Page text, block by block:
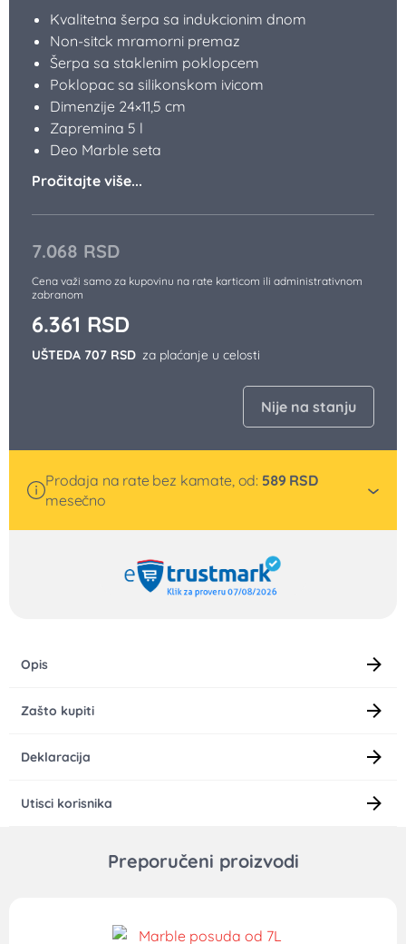
7.068 RSD
Cena važi samo za kupovinu na rate karticom ili administrativnom
zabranom
6.361 RSD
UŠTEDA 707 RSD za plaćanje u celosti
Kvalitetna šerpa sa indukcionim dnom
Non-sitck mramorni premaz
Šerpa sa staklenim poklopcem
Poklopac sa silikonskom ivicom
Dimenzije 24×11,5 cm
Zapremina 5 l
Deo Marble seta
Pročitajte više...
Nije na stanju
Prodaja na rate bez kamate, od: 589 RSD
mesečno
Opis
Zašto kupiti
Deklaracija
Utisci korisnika
Preporučeni proizvodi